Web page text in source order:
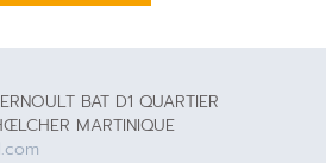
BAT D1 QUARTIER
MARTINIQUE